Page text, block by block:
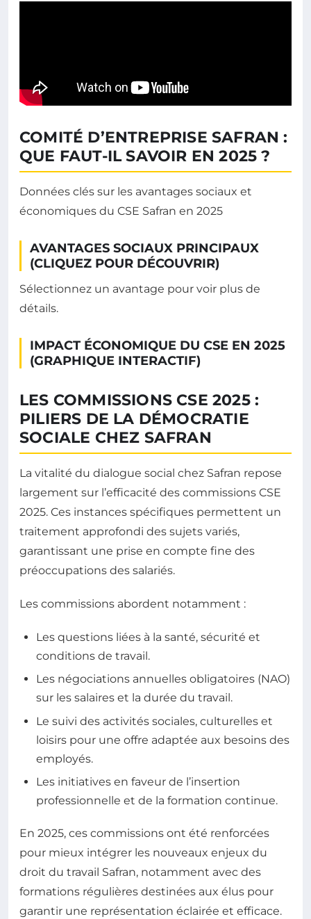
COMITÉ D’ENTREPRISE SAFRAN :
QUE FAUT-IL SAVOIR EN 2025 ?
Données clés sur les avantages sociaux et
économiques du CSE Safran en 2025
AVANTAGES SOCIAUX PRINCIPAUX
(CLIQUEZ POUR DÉCOUVRIR)
Sélectionnez un avantage pour voir plus de
détails.
IMPACT ÉCONOMIQUE DU CSE EN 2025
(GRAPHIQUE INTERACTIF)
LES COMMISSIONS CSE 2025 :
PILIERS DE LA DÉMOCRATIE
SOCIALE CHEZ SAFRAN
La vitalité du dialogue social chez Safran repose
largement sur l’efficacité des commissions CSE
2025. Ces instances spécifiques permettent un
traitement approfondi des sujets variés,
garantissant une prise en compte fine des
préoccupations des salariés.
Les commissions abordent notamment :
Les questions liées à la santé, sécurité et
conditions de travail.
Les négociations annuelles obligatoires (NAO)
sur les salaires et la durée du travail.
Le suivi des activités sociales, culturelles et
loisirs pour une offre adaptée aux besoins des
employés.
Les initiatives en faveur de l’insertion
professionnelle et de la formation continue.
En 2025, ces commissions ont été renforcées
pour mieux intégrer les nouveaux enjeux du
droit du travail Safran, notamment avec des
formations régulières destinées aux élus pour
garantir une représentation éclairée et efficace.